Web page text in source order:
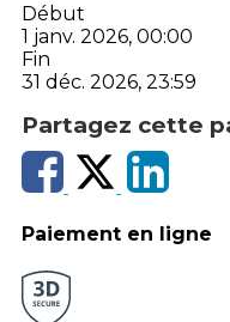
Début
1 janv. 2026, 00:00
Fin
31 déc. 2026, 23:59
Partagez cette
Paiement en ligne